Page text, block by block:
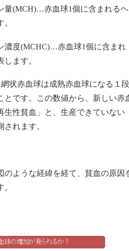
量(MCH)…赤血球1個に含まれるヘ
濃度(MCHC)…赤血球1個に含まれ
ます。
状赤血球は成熟赤血球になる１段
とです。この数値から、新しい赤
生性貧血」と、生産できていない
されます。
のような経緯を経て、貧血の原因